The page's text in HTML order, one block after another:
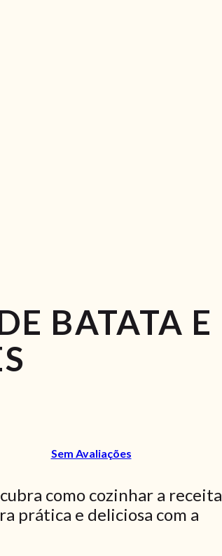
BATATA E
Sem Avaliações
como cozinhar a receita
prática e deliciosa com a